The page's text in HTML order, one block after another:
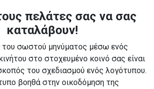
πελάτες σας να σας
καταλάβουν!
σωστού μηνύματος μέσω ενός
στο στοχευμένο κοινό σας είναι
του σχεδιασμού ενός λογότυπου.
βοηθά στην οικοδόμηση της